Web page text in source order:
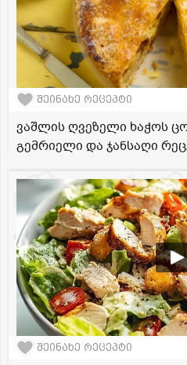
შეინახე რეცეპტი
ვაშლის ღვეზელი ხაჭოს
გემრიელი და ჯანსაღი
შეინახე რეცეპტი